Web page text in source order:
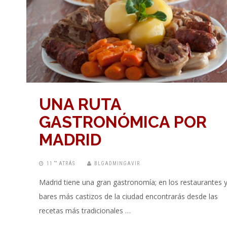
UNA RUTA
GASTRONÓMICA POR
MADRID
11 “” ATRÁS BLGADMINGAVIR
Madrid tiene una gran gastronomía; en los restaurantes y
bares más castizos de la ciudad encontrarás desde las
recetas más tradicionales …